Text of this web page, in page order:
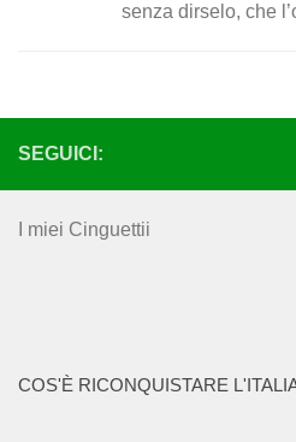
senza dirselo, che
SEGUICI:
I miei Cinguettii
COS'È RICONQUISTARE